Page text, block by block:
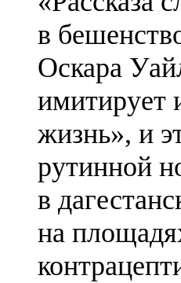
в
Оскара
имитирует
жизнь», и
рутинной
в
на